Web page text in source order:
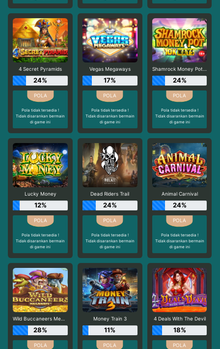
4 Secret Pyramids
24%
Pola tidak tersedia !
Tidak disarankan bermain
di game ini
Vegas Megaways
17%
Pola tidak tersedia !
Tidak disarankan bermain
di game ini
Shamrock Money Pot 10K Ways
24%
Pola tidak tersedia !
Tidak disarankan bermain
di game ini
Lucky Money
12%
Pola tidak tersedia !
Tidak disarankan bermain
di game ini
Dead Riders Trail
24%
Pola tidak tersedia !
Tidak disarankan bermain
di game ini
Animal Carnival
24%
Pola tidak tersedia !
Tidak disarankan bermain
di game ini
Wild Buccaneers Megaways
28%
Money Train 3
11%
4 Deals With The Devil
18%